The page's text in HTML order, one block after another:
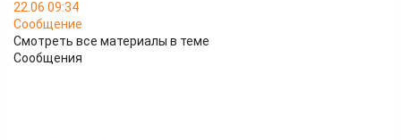
22.06 09:34
Сообщение
Смотреть все материалы в теме
Сообщения